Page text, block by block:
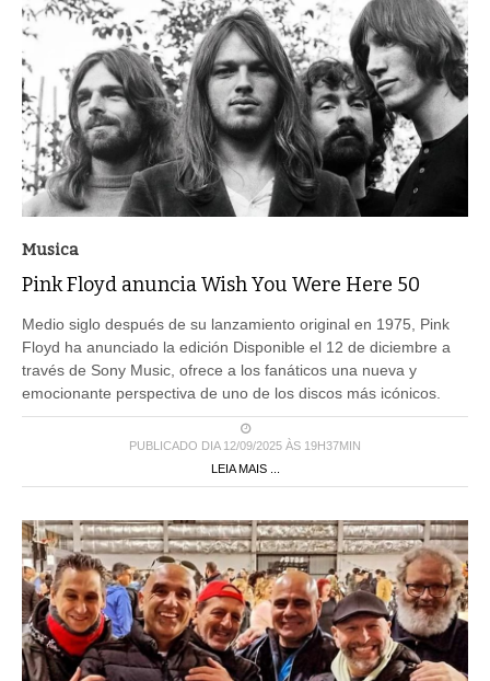
Musica
Pink Floyd anuncia Wish You Were Here 50
Medio siglo después de su lanzamiento original en 1975, Pink
Floyd ha anunciado la edición Disponible el 12 de diciembre a
través de Sony Music, ofrece a los fanáticos una nueva y
emocionante perspectiva de uno de los discos más icónicos.
PUBLICADO DIA 12/09/2025 ÀS 19H37MIN
LEIA MAIS ...